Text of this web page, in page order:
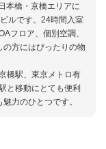
本橋・京橋エリアに
ルです。24時間入室
フロア、個別空調、
方にはぴったりの物
橋駅、東京メトロ有
と移動にとても便利
力のひとつです。